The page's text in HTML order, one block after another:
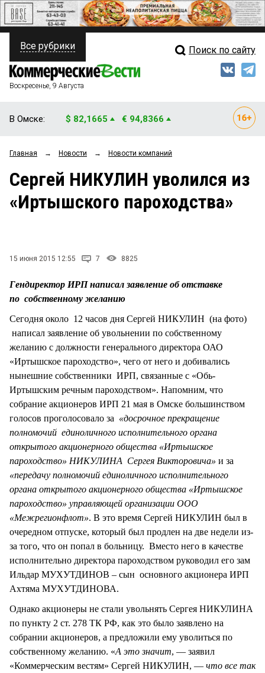
ПОЛИТИКА
ФИНАНСЫ
ОБЩЕСТВО
ЗАКОН
НОВОСТИ КОМПАНИЙ
Свежий выпуск
Мнения
Рейтинги
Блоги
Все рубрики Поиск по сайту
Воскресенье, 9 Августа
В Омске: $ 82,1665 € 94,8366
Главная → Новости → Новости компаний
Сергей НИКУЛИН уволился из
«Иртышского пароходства»
15 июня 2015 12:55 7 8825
Гендиректор ИРП написал заявление об отставке
по собственному желанию
Сегодня около 12 часов дня Сергей НИКУЛИН (на фото)
написал заявление об увольнении по собственному
желанию с должности генерального директора ОАО
«Иртышское пароходство», чего от него и добивались
нынешние собственники ИРП, связанные с «Обь-
Иртышским речным пароходством». Напомним, что
собрание акционеров ИРП 21 мая в Омске большинством
голосов проголосовало за «досрочное прекращение
полномочий единоличного исполнительного органа
открытого акционерного общества «Иртышское
пароходство» НИКУЛИНА Сергея Викторовича» и за
«передачу полномочий единоличного исполнительного
органа открытого акционерного общества «Иртышское
пароходство» управляющей организации ООО
«Межрегионфлот». В это время Сергей НИКУЛИН был в
очередном отпуске, который был продлен на две недели из-
за того, что он попал в больницу. Вместо него в качестве
исполнительно директора пароходством руководил его зам
Ильдар МУХУТДИНОВ – сын основного акционера ИРП
Ахтяма МУХУТДИНОВА.
Однако акционеры не стали увольнять Сергея НИКУЛИНА
по пункту 2 ст. 278 ТК РФ, как это было заявлено на
собрании акционеров, а предложили ему уволиться по
собственному желанию. «А это значит, — заявил
«Коммерческим вестям» Сергей НИКУЛИН, — что все так